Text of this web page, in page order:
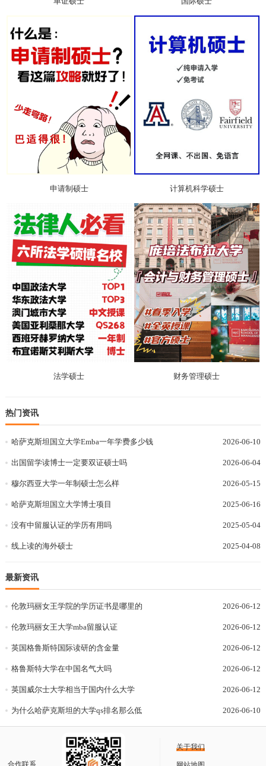
申请制硕士 计算机科学硕士
法学硕士 财务管理硕士
热门资讯
哈萨克斯坦国立大学Emba一年学费多少钱 2026-06-10
出国留学读博士一定要双证硕士吗 2026-06-04
穆尔西亚大学一年制硕士怎么样 2026-05-15
哈萨克斯坦国立大学博士项目 2025-06-16
没有中留服认证的学历有用吗 2025-05-04
线上读的海外硕士 2025-04-08
最新资讯
伦敦玛丽女王学院的学历证书是哪里的 2026-06-12
伦敦玛丽女王大学mba留服认证 2026-06-12
英国格鲁斯特国际读研的含金量 2026-06-12
格鲁斯特大学在中国名气大吗 2026-06-12
英国威尔士大学相当于国内什么大学 2026-06-12
为什么哈萨克斯坦的大学qs排名那么低 2026-06-10
合作联系
关于我们